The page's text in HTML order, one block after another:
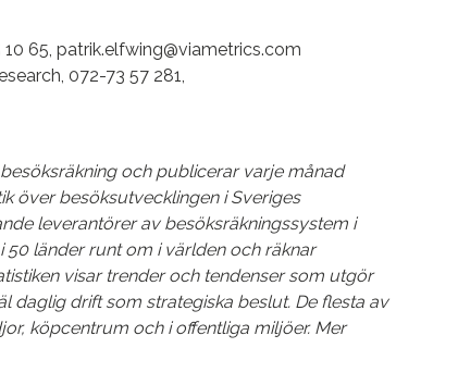
65, patrik.elfwing@viametrics.com
072-73 57 281,
och publicerar varje månad
över besöksutvecklingen i Sveriges
leverantörer av besöksräkningssystem i
50 länder runt om i världen och räknar
visar trender och tendenser som utgör
daglig drift som strategiska beslut. De flesta av
köpcentrum och i offentliga miljöer. Mer